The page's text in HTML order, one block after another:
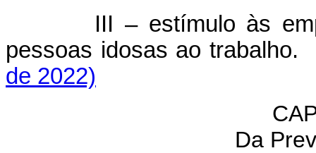
III – estímulo às
pessoas idosas ao trabalho.
de 2022)
Da